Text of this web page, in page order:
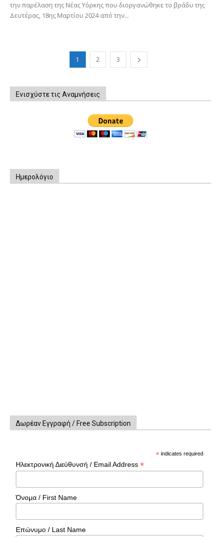
την παρέλαση της Νέας Υόρκης που διοργανώθηκε το βράδυ της
Δευτέρας, 18ης Μαρτίου 2024 από την...
1 2 3
Ενισχύστε τις Αναμνήσεις
Ημερολόγιο
Δωρέαν Εγγραφή / Free Subscription
* indicates required
Ηλεκτρονική Διεύθυνσή / Email Address*
Όνομα / First Name
Επώνυμο / Last Name